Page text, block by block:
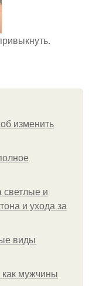
изменить
светлые и
и ухода за
виды
как мужчины